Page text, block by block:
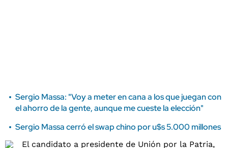
Sergio Massa: "Voy a meter en cana a los que juegan con
el ahorro de la gente, aunque me cueste la elección"
Sergio Massa cerró el swap chino por u$s 5.000 millones